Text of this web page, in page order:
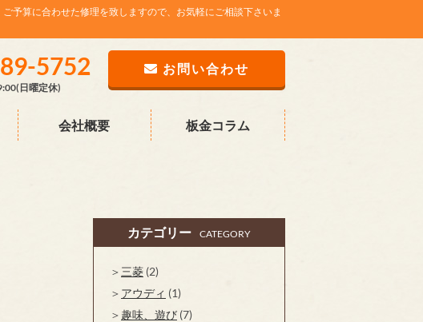
予算に合わせた修理を致しますので、お気軽にご相談下さいま
5752
日曜定休)
お問い合わせ
会社概要 板金コラム
カテゴリー CATEGORY
三菱 (2)
アウディ (1)
趣味、遊び (7)